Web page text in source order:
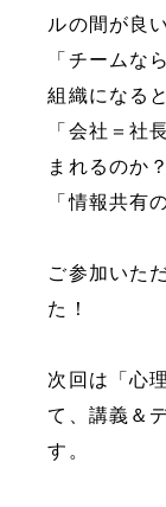
ルの間が良
「チームな
組織になる
「会社＝社
まれるのか？
「情報共有
ご参加いた
た！
次回は「心
て、講義＆
す。